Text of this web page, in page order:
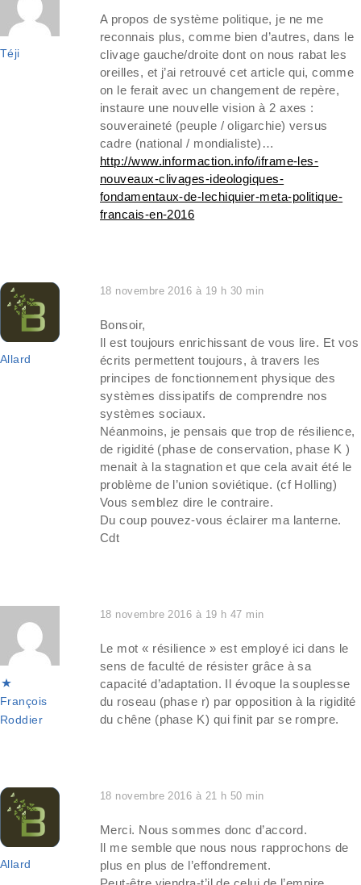
Téji
A propos de système politique, je ne me
reconnais plus, comme bien d’autres, dans le
clivage gauche/droite dont on nous rabat les
oreilles, et j’ai retrouvé cet article qui, comme
on le ferait avec un changement de repère,
instaure une nouvelle vision à 2 axes :
souveraineté (peuple / oligarchie) versus
cadre (national / mondialiste)…
http://www.informaction.info/iframe-les-
nouveaux-clivages-ideologiques-
fondamentaux-de-lechiquier-meta-politique-
francais-en-2016
Allard
18 novembre 2016 à 19 h 30 min
Bonsoir,
Il est toujours enrichissant de vous lire. Et vos
écrits permettent toujours, à travers les
principes de fonctionnement physique des
systèmes dissipatifs de comprendre nos
systèmes sociaux.
Néanmoins, je pensais que trop de résilience,
de rigidité (phase de conservation, phase K )
menait à la stagnation et que cela avait été le
problème de l’union soviétique. (cf Holling)
Vous semblez dire le contraire.
Du coup pouvez-vous éclairer ma lanterne.
Cdt
François
Roddier
18 novembre 2016 à 19 h 47 min
Le mot « résilience » est employé ici dans le
sens de faculté de résister grâce à sa
capacité d’adaptation. Il évoque la souplesse
du roseau (phase r) par opposition à la rigidité
du chêne (phase K) qui finit par se rompre.
Allard
18 novembre 2016 à 21 h 50 min
Merci. Nous sommes donc d’accord.
Il me semble que nous nous rapprochons de
plus en plus de l’effondrement.